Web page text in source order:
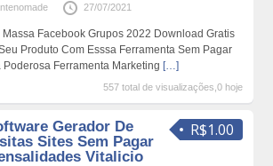
27/07/2021
Facebook Grupos 2022 Download Gratis
Produto Com Esssa Ferramenta Sem Pagar
Poderosa Ferramenta Marketing […]
557 total de visualizações,0 hoje
R$1.00
Gerador De
Sites Sem Pagar
Vitalicio